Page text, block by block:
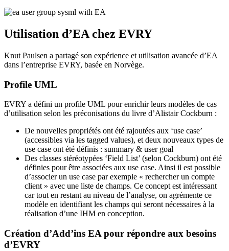
Utilisation d’EA chez EVRY
Knut Paulsen a partagé son expérience et utilisation avancée d’EA
dans l’entreprise EVRY, basée en Norvège.
Profile UML
EVRY a défini un profile UML pour enrichir leurs modèles de cas
d’utilisation selon les préconisations du livre d’Alistair Cockburn :
De nouvelles propriétés ont été rajoutées aux ‘use case’
(accessibles via les tagged values), et deux nouveaux types de
use case ont été définis : summary & user goal
Des classes stéréotypées ‘Field List’ (selon Cockburn) ont été
définies pour être associées aux use case. Ainsi il est possible
d’associer un use case par exemple « rechercher un compte
client » avec une liste de champs. Ce concept est intéressant
car tout en restant au niveau de l’analyse, on agrémente ce
modèle en identifiant les champs qui seront nécessaires à la
réalisation d’une IHM en conception.
Création d’Add’ins EA pour répondre aux besoins
d’EVRY